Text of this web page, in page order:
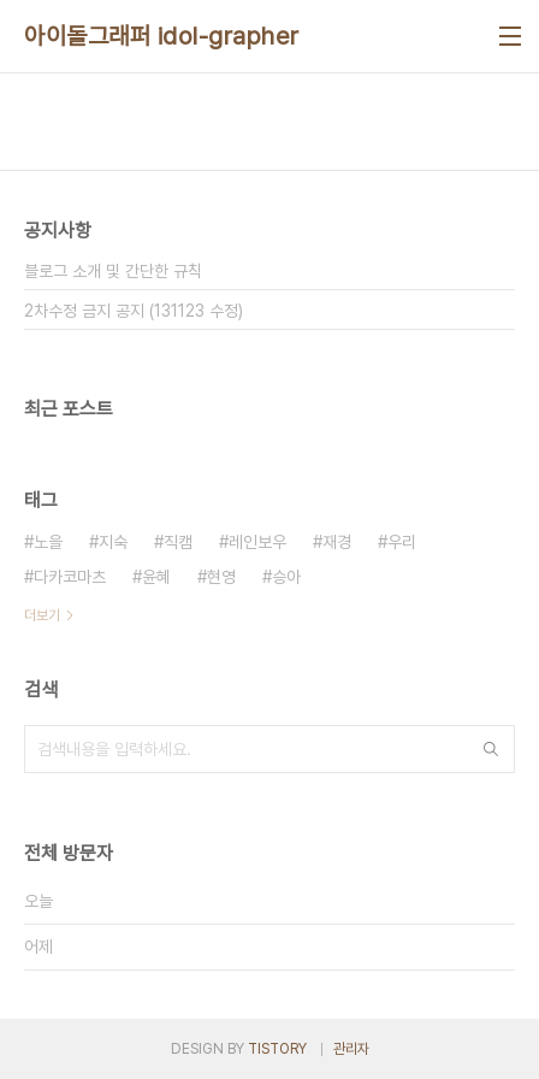
아이돌그래퍼 idol-grapher
공지사항
블로그 소개 및 간단한 규칙
2차수정 금지 공지 (131123 수정)
최근 포스트
태그
노을 지숙 직캠 레인보우 재경
우리
다카코마츠
윤혜 현영 승아
더보기
검색
전체 방문자
오늘
어제
DESIGN BY TISTORY 관리자